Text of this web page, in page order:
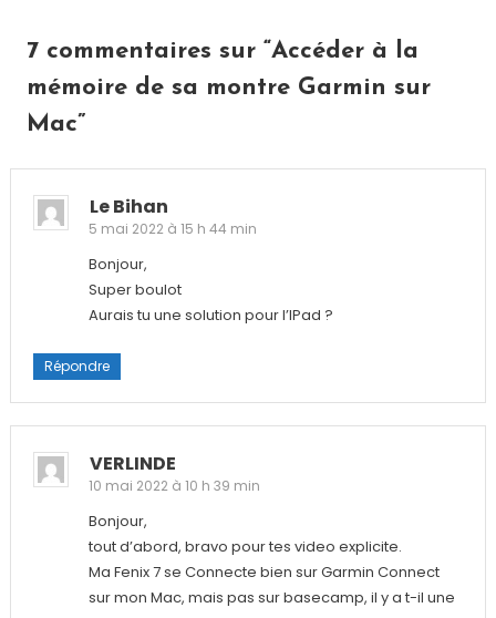
7 commentaires sur “Accéder à la
mémoire de sa montre Garmin sur
Mac”
Le Bihan
5 mai 2022 à 15 h 44 min
Bonjour,
Super boulot
Aurais tu une solution pour l’IPad ?
Répondre
VERLINDE
10 mai 2022 à 10 h 39 min
Bonjour,
tout d’abord, bravo pour tes video explicite.
Ma Fenix 7 se Connecte bien sur Garmin Connect
sur mon Mac, mais pas sur basecamp, il y a t-il une